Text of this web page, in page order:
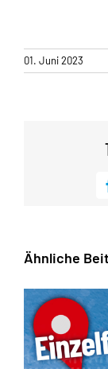
01. Juni 2023
Ähnliche